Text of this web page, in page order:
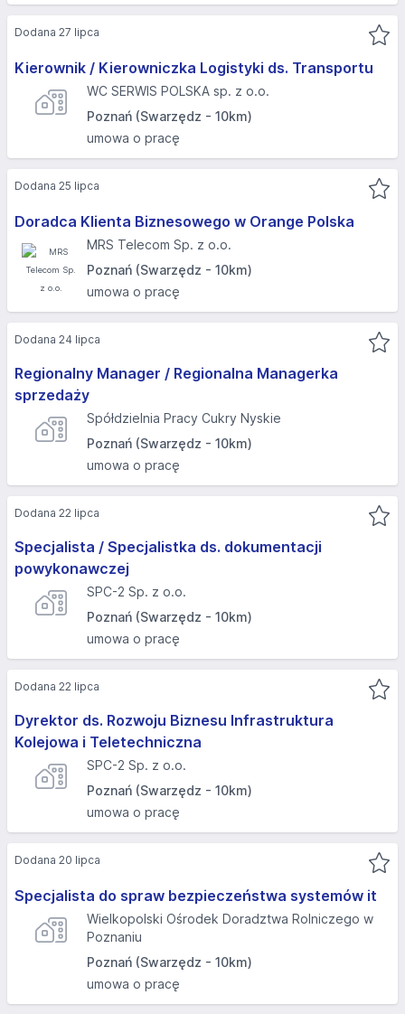
Kierownik / Kierowniczka Logistyki ds. Transportu
WC SERWIS POLSKA sp. z o.o.
Poznań (Swarzędz - 10km)
umowa o pracę
Dodana 27 lipca
Doradca Klienta Biznesowego w Orange Polska
MRS Telecom Sp. z o.o.
Poznań (Swarzędz - 10km)
umowa o pracę
Dodana 25 lipca
Regionalny Manager / Regionalna Managerka
sprzedaży
Spółdzielnia Pracy Cukry Nyskie
Poznań (Swarzędz - 10km)
umowa o pracę
Dodana 24 lipca
Specjalista / Specjalistka ds. dokumentacji
powykonawczej
SPC-2 Sp. z o.o.
Poznań (Swarzędz - 10km)
umowa o pracę
Dodana 22 lipca
Dyrektor ds. Rozwoju Biznesu Infrastruktura
Kolejowa i Teletechniczna
SPC-2 Sp. z o.o.
Poznań (Swarzędz - 10km)
umowa o pracę
Dodana 22 lipca
Specjalista do spraw bezpieczeństwa systemów it
Wielkopolski Ośrodek Doradztwa Rolniczego w
Poznaniu
Poznań (Swarzędz - 10km)
umowa o pracę
Dodana 20 lipca